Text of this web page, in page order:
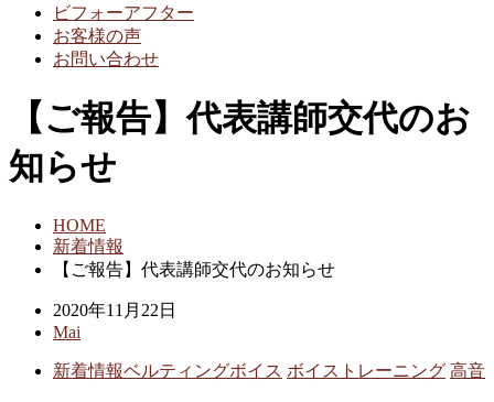
ビフォーアフター
お客様の声
お問い合わせ
【ご報告】代表講師交代のお
知らせ
HOME
新着情報
【ご報告】代表講師交代のお知らせ
2020年11月22日
Mai
新着情報ベルティングボイス ボイストレーニング 高音